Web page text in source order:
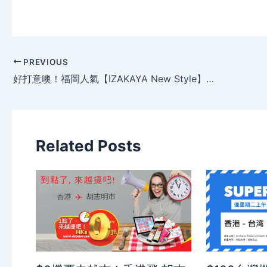
PREVIOUS
好打意噢！福岡人氣【IZAKAYA New Style】新派壽司 居酒屋
Related Posts